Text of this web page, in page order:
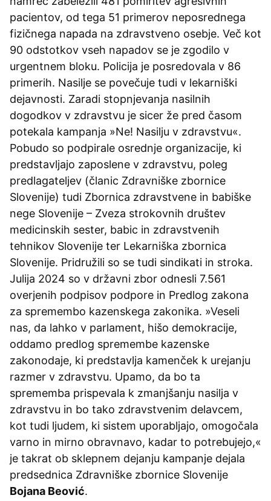
pacientov, od tega 51 primerov neposrednega
fizičnega napada na zdravstveno osebje. Več kot
90 odstotkov vseh napadov se je zgodilo v
urgentnem bloku. Policija je posredovala v 86
primerih. Nasilje se povečuje tudi v lekarniški
dejavnosti. Zaradi stopnjevanja nasilnih
dogodkov v zdravstvu je sicer že pred časom
potekala kampanja »Ne! Nasilju v zdravstvu«.
Pobudo so podpirale osrednje organizacije, ki
predstavljajo zaposlene v zdravstvu, poleg
predlagateljev (članic Zdravniške zbornice
Slovenije) tudi Zbornica zdravstvene in babiške
nege Slovenije – Zveza strokovnih društev
medicinskih sester, babic in zdravstvenih
tehnikov Slovenije ter Lekarniška zbornica
Slovenije. Pridružili so se tudi sindikati in stroka.
Julija 2024 so v državni zbor odnesli 7.561
overjenih podpisov podpore in Predlog zakona
za spremembo kazenskega zakonika. »Veseli
nas, da lahko v parlament, hišo demokracije,
oddamo predlog spremembe kazenske
zakonodaje, ki predstavlja kamenček k urejanju
razmer v zdravstvu. Upamo, da bo ta
sprememba prispevala k zmanjšanju nasilja v
zdravstvu in bo tako zdravstvenim delavcem,
kot tudi ljudem, ki sistem uporabljajo, omogočala
varno in mirno obravnavo, kadar to potrebujejo,«
je takrat ob sklepnem dejanju kampanje dejala
predsednica Zdravniške zbornice Slovenije
Bojana Beović.